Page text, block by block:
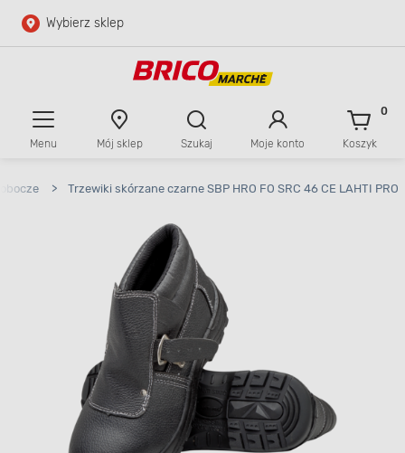
Przejdź do głównej zawartości
Wybierz sklep
Menu Mój sklep Szukaj Moje konto Koszyk
0
> Trzewiki skórzane czarne SBP HRO FO SRC 46 CE LAHTI PRO